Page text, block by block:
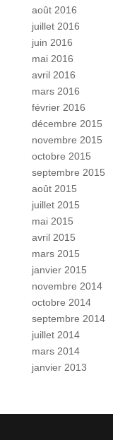
août 2016
juillet 2016
juin 2016
mai 2016
avril 2016
mars 2016
février 2016
décembre 2015
novembre 2015
octobre 2015
septembre 2015
août 2015
juillet 2015
mai 2015
avril 2015
mars 2015
janvier 2015
novembre 2014
octobre 2014
septembre 2014
juillet 2014
mars 2014
janvier 2013